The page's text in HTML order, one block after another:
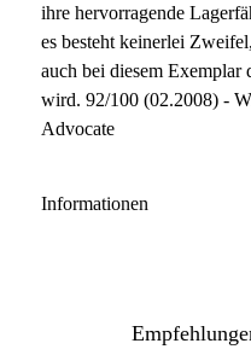
ihre hervorragende
es besteht keinerlei
auch bei diesem Exemplar
wird. 92/100 (02.2008) -
Advocate
Informationen
Ausbau: 18 Monate neue